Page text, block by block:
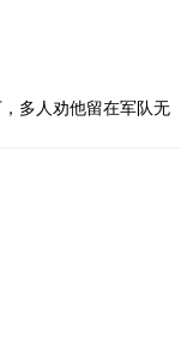
多人劝他留在军队无